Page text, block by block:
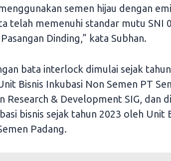
semen hijau dengan
telah memenuhi standar mutu SNI
Dinding,” kata Subhan.
bata interlock dimulai sejak
Bisnis Inkubasi Non Semen PT
Research & Development SIG, dan
bisnis sejak tahun 2023 oleh Unit
Padang.